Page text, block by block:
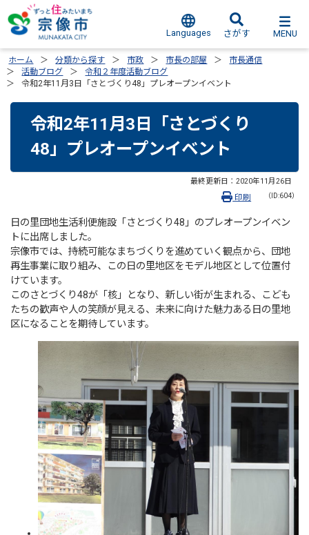
Languages さがす MENU
ホーム 分類から探す 市政 市長の部屋
市長通信
活動ブログ
令和２年度活動ブログ
令和2年11月3日「さとづくり48」プレオープンイベント
令和2年11月3日「さとづくり
48」プレオープンイベント
最終更新日： 2020年11月26日
（ID:604）
印刷
日の里団地生活利便施設「さとづくり48」のプレオープンイベン
トに出席しました。
宗像市では、持続可能なまちづくりを進めていく観点から、団地
再生事業に取り組み、この日の里地区をモデル地区として位置付
けています。
このさとづくり48が「核」となり、新しい街が生まれる、こども
たちの歓声や人の笑顔が見える、未来に向けた魅力ある日の里地
区になることを期待しています。